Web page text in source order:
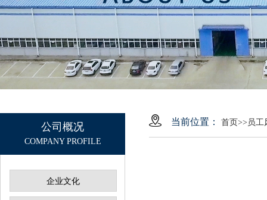
公司概况
COMPANY PROFILE
企业文化
当前位置： 首页>> 员工